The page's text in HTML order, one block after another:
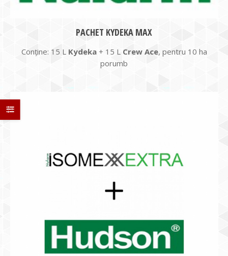
PACHET KYDEKA MAX
Conține: 15 L Kydeka+ 15 LCrew Ace, pentru 10 ha
porumb